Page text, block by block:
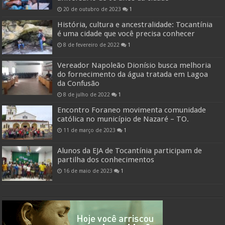
20 de outubro de 2023 1
História, cultura e ancestralidade: Tocantínia
é uma cidade que você precisa conhecer
8 de fevereiro de 2022 1
Vereador Napoleão Dionísio busca melhoria
do fornecimento da água tratada em Lagoa
da Confusão
8 de julho de 2022 1
Encontro Foraneo movimenta comunidade
católica no município de Nazaré – TO.
11 de março de 2023 1
Alunos da EJA de Tocantínia participam de
partilha dos conhecimentos
16 de maio de 2023 1